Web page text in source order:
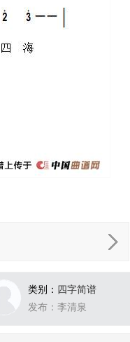
类别： 四字简谱
发布：李清泉